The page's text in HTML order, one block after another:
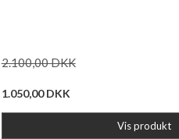
2.100,00 DKK
1.050,00 DKK
Vis produkt